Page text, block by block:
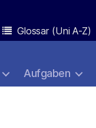
Glossar (Uni A-Z)
Aufgaben